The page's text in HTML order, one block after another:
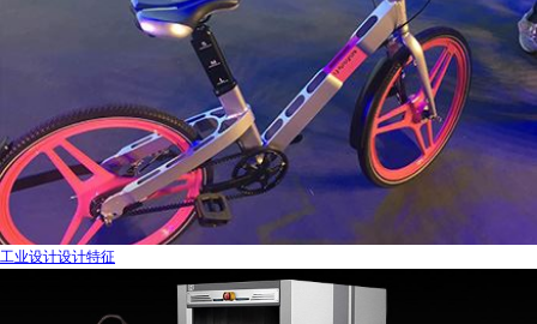
工业设计设计特征